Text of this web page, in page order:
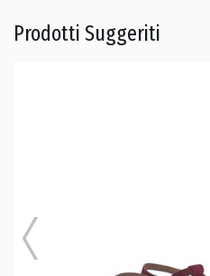
Prodotti Suggeriti